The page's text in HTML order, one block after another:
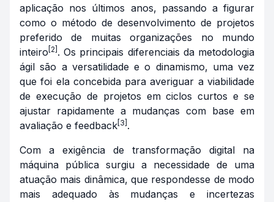
aplicação nos últimos anos, passando a figurar
como o método de desenvolvimento de projetos
preferido de muitas organizações no mundo
inteiro [2] . Os principais diferenciais da metodologia
ágil são a versatilidade e o dinamismo, uma vez
que foi ela concebida para averiguar a viabilidade
de execução de projetos em ciclos curtos e se
ajustar rapidamente a mudanças com base em
avaliação e feedback [3] .
Com a exigência de transformação digital na
máquina pública surgiu a necessidade de uma
atuação mais dinâmica, que respondesse de modo
mais adequado às mudanças e incertezas